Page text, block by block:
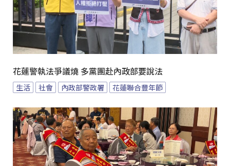
花蓮警執法爭議燒 多黨團赴內政部要說法
生活 社會 內政部警政署 花蓮聯合豐年節